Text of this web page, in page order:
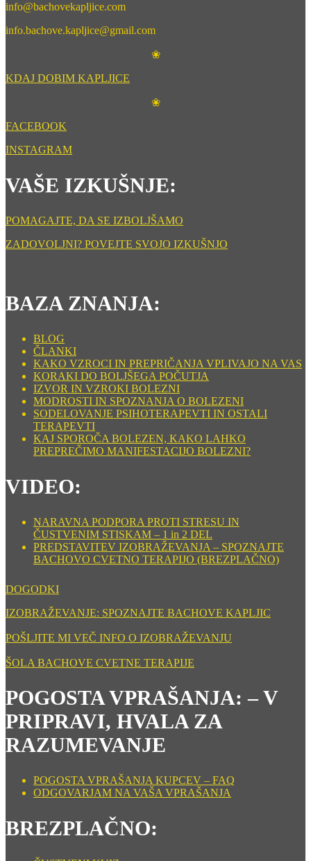
info@bachovekapljice.com
info.bachove.kapljice@gmail.com
❀
KDAJ DOBIM KAPLJICE
❀
FACEBOOK
INSTAGRAM
VAŠE IZKUŠNJE:
POMAGAJTE, DA SE IZBOLJŠAMO
ZADOVOLJNI? POVEJTE SVOJO IZKUŠNJO
BAZA ZNANJA:
BLOG
ČLANKI
KAKO VZROCI IN PREPRIČANJA VPLIVAJO NA VAS
KORAKI DO BOLJŠEGA POČUTJA
IZVOR IN VZROKI BOLEZNI
MODROSTI IN SPOZNANJA O BOLEZENI
SODELOVANJE PSIHOTERAPEVTI IN OSTALI
TERAPEVTI
KAJ SPOROČA BOLEZEN, KAKO LAHKO
PREPREČIMO MANIFESTACIJO BOLEZNI?
VIDEO:
NARAVNA PODPORA PROTI STRESU IN
ČUSTVENIM STISKAM – 1 in 2 DEL
PREDSTAVITEV IZOBRAŽEVANJA – SPOZNAJTE
BACHOVO CVETNO TERAPIJO (BREZPLAČNO)
DOGODKI
IZOBRAŽEVANJE: SPOZNAJTE BACHOVE KAPLJIC
POŠLJITE MI VEČ INFO O IZOBRAŽEVANJU
ŠOLA BACHOVE CVETNE TERAPIJE
POGOSTA VPRAŠANJA: – V
PRIPRAVI, HVALA ZA
RAZUMEVANJE
POGOSTA VPRAŠANJA KUPCEV – FAQ
ODGOVARJAM NA VAŠA VPRAŠANJA
BREZPLAČNO: